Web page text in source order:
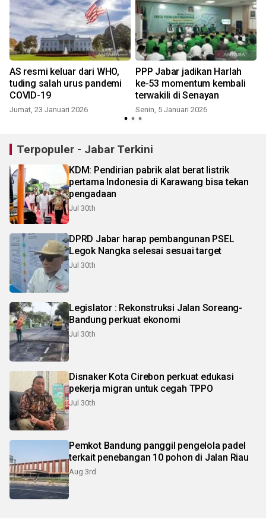
AS resmi keluar dari WHO,
tuding salah urus pandemi
COVID-19
Jumat, 23 Januari 2026
PPP Jabar jadikan Harlah
ke-53 momentum kembali
terwakili di Senayan
Senin, 5 Januari 2026
Terpopuler - Jabar Terkini
KDM: Pendirian pabrik alat berat listrik
pertama Indonesia di Karawang bisa tekan
pengadaan
Jul 30th
DPRD Jabar harap pembangunan PSEL
Legok Nangka selesai sesuai target
Jul 30th
Legislator : Rekonstruksi Jalan Soreang-
Bandung perkuat ekonomi
Jul 30th
Disnaker Kota Cirebon perkuat edukasi
pekerja migran untuk cegah TPPO
Jul 30th
Pemkot Bandung panggil pengelola padel
terkait penebangan 10 pohon di Jalan Riau
Aug 3rd